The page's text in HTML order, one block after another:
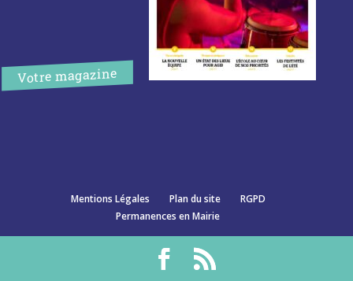
Votre magazine
Mentions Légales Plan du site
RGPD
Permanences en Mairie